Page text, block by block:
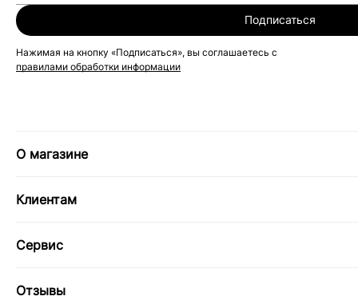
Подписаться
Нажимая на кнопку «Подписаться», вы соглашаетесь с
правилами обработки информации
О магазине
Клиентам
Сервис
Отзывы